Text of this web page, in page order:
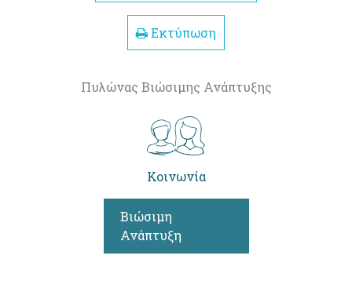
Εκτύπωση
Πυλώνας Βιώσιμης Ανάπτυξης
Κοινωνία
Βιώσιμη
Ανάπτυξη